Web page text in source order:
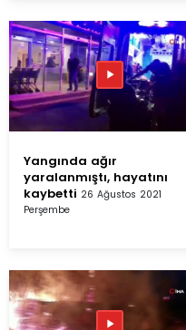
Yangında ağır
yaralanmıştı, hayatını
kaybetti 26 Ağustos 2021
Perşembe